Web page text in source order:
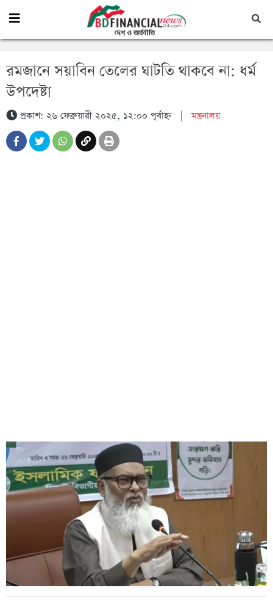
রমজানে সয়াবিন তেলের ঘাটতি থাকবে না: ধর্ম
উপদেষ্টা
প্রকাশ: ২৬ ফেব্রুয়ারী ২০২৫, ১২:০০ পূর্বাহ্ন|মন্ত্রনালয়